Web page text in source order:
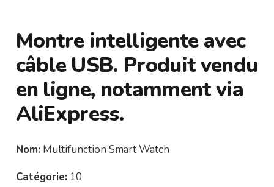
Montre intelligente avec
câble USB. Produit vendu
en ligne, notamment via
AliExpress.
Nom: Multifunction Smart Watch
Catégorie: 10